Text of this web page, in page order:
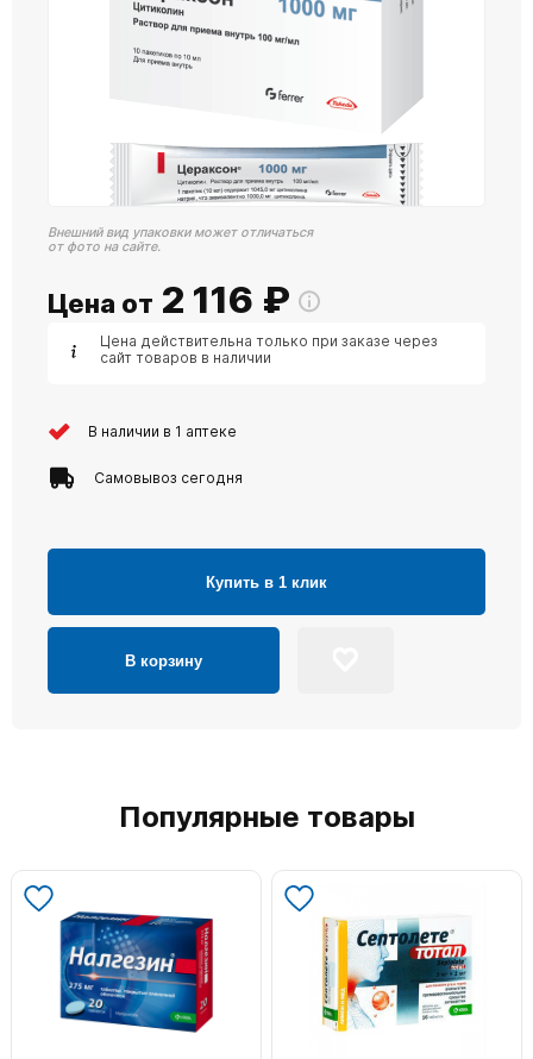
Внешний вид упаковки может отличаться
от фото на сайте.
Цена от 2 116 ₽
Цена действительна только при заказе через
сайт товаров в наличии
В наличии в 1 аптеке
Самовывоз сегодня
Купить в 1 клик
В корзину
Популярные товары